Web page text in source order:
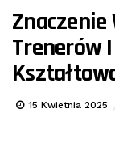
Znaczenie
Trenerów
15 Kwietnia 2025